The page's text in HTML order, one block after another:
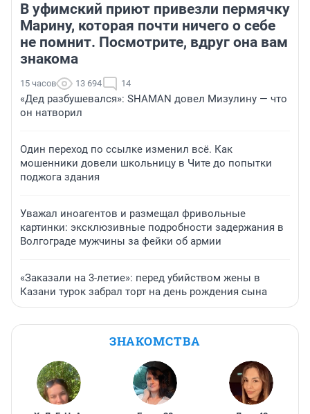
В уфимский приют привезли пермячку
Марину, которая почти ничего о себе
не помнит. Посмотрите, вдруг она вам
знакома
15 часов 13 694 14
«Дед разбушевался»: SHAMAN довел Мизулину — что
он натворил
Один переход по ссылке изменил всё. Как
мошенники довели школьницу в Чите до попытки
поджога здания
Уважал иноагентов и размещал фривольные
картинки: эксклюзивные подробности задержания в
Волгограде мужчины за фейки об армии
«Заказали на 3-летие»: перед убийством жены в
Казани турок забрал торт на день рождения сына
ЗНАКОМСТВА